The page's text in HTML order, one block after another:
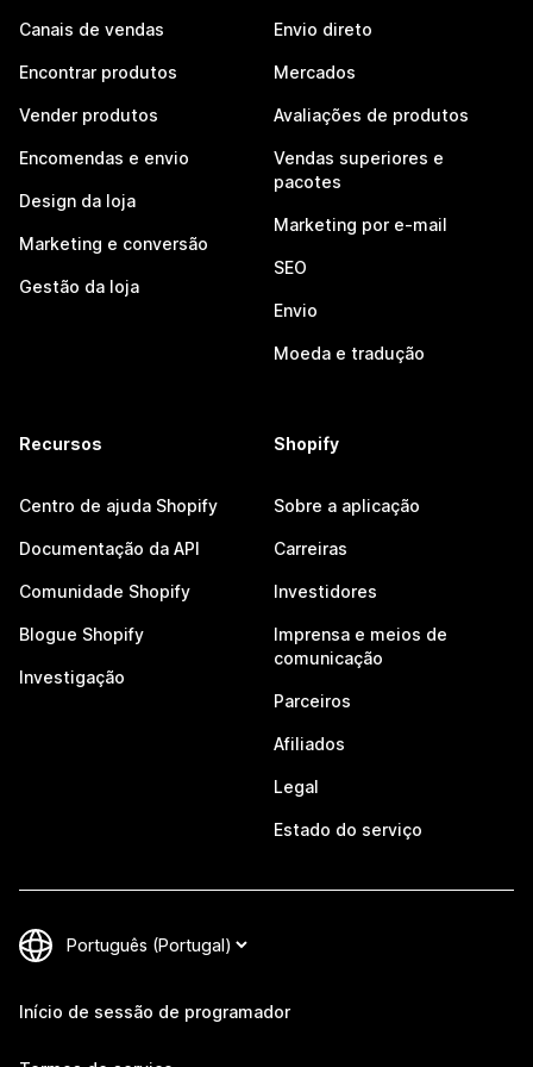
Canais de vendas
Encontrar produtos
Vender produtos
Encomendas e envio
Design da loja
Marketing e conversão
Gestão da loja
Envio direto
Mercados
Avaliações de produtos
Vendas superiores e
pacotes
Marketing por e-mail
SEO
Envio
Moeda e tradução
Recursos
Centro de ajuda Shopify
Documentação da API
Comunidade Shopify
Blogue Shopify
Investigação
Shopify
Sobre a aplicação
Carreiras
Investidores
Imprensa e meios de
comunicação
Parceiros
Afiliados
Legal
Estado do serviço
Início de sessão de programador